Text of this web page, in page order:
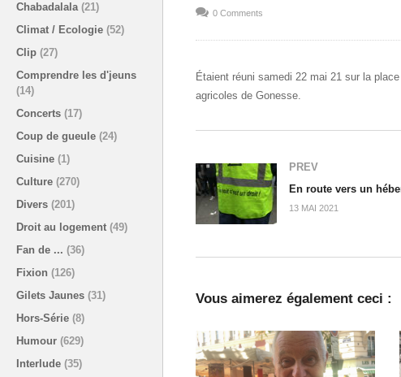
Chabadalala (21)
Climat / Ecologie (52)
Clip (27)
Comprendre les d'jeuns
(14)
Concerts (17)
Coup de gueule (24)
Cuisine (1)
Culture (270)
Divers (201)
Droit au logement (49)
Fan de ... (36)
Fixion (126)
Gilets Jaunes (31)
Hors-Série (8)
Humour (629)
Interlude (35)
0 Comments
Étaient réuni samedi 22 mai 21 sur la
agricoles de Gonesse.
PREV
En route vers un
13 MAI 2021
Vous aimerez également ceci :